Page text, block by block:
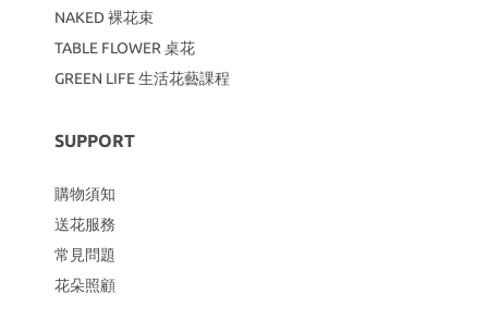
NAKED 裸花束
TABLE FLOWER 桌花
GREEN LIFE 生活花藝課程
SUPPORT
購物須知
送花服務
常見問題
花朵照顧